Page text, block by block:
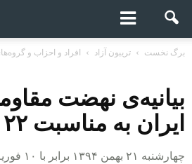
برگ نخست تریبون آزاد افراد و احزاب و
بیانیه‌ی نهضت
ایران به مناسبت ۲۲ بهمن
چهارشنبه ۲۱ بهمن ۱۳۹۴ برابر با ۱۰ فوریه ۲۰۱۶